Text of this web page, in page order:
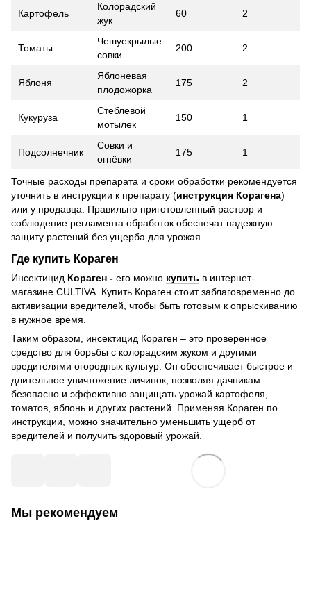
Картофель
Колорадский
жук
60 2
Томаты
Чешуекрылые
совки
200 2
Яблоня
Яблоневая
плодожорка
175 2
Кукуруза
Стеблевой
мотылек
150 1
Подсолнечник
Совки и
огнёвки
175 1
Точные расходы препарата и сроки обработки рекомендуется
уточнить в инструкции к препарату (инструкция Корагена)
или у продавца. Правильно приготовленный раствор и
соблюдение регламента обработок обеспечат надежную
защиту растений без ущерба для урожая.
Где купить Кораген
Инсектицид Кораген - его можно купить в интернет-
магазине CULTIVA. Купить Кораген стоит заблаговременно до
активизации вредителей, чтобы быть готовым к опрыскиванию
в нужное время.
Таким образом, инсектицид Кораген – это проверенное
средство для борьбы с колорадским жуком и другими
вредителями огородных культур. Он обеспечивает быстрое и
длительное уничтожение личинок, позволяя дачникам
безопасно и эффективно защищать урожай картофеля,
томатов, яблонь и других растений. Применяя Кораген по
инструкции, можно значительно уменьшить ущерб от
вредителей и получить здоровый урожай.
Мы рекомендуем